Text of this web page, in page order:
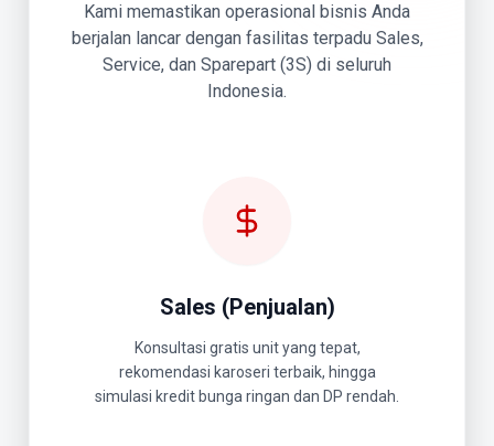
Kami memastikan operasional bisnis Anda
berjalan lancar dengan fasilitas terpadu Sales,
Service, dan Sparepart (3S) di seluruh
Indonesia.
Sales (Penjualan)
Konsultasi gratis unit yang tepat,
rekomendasi karoseri terbaik, hingga
simulasi kredit bunga ringan dan DP rendah.